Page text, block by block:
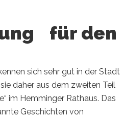
für den
sich sehr gut in der Stadt
daher aus dem zweiten Teil
im Hemminger Rathaus. Das
Geschichten von